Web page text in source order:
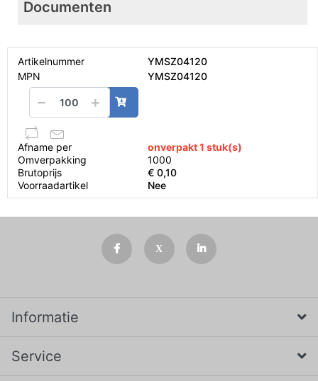
Documenten
Artikelnummer
YMSZ04120
MPN
YMSZ04120
Afname per
onverpakt 1 stuk(s)
Omverpakking
1000
Brutoprijs
€ 0,10
Voorraadartikel
Nee
Informatie
Service